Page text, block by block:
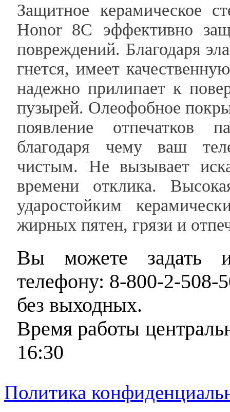
Защитное керамическое
Honor 8C эффективно
повреждений. Благодаря
гнется, имеет
надежно прилипает к
пузырей. Олеофобное
появление отпечатков
благодаря чему ваш
чистым. Не вызывает
времени отклика.
ударостойким
жирных пятен, грязи и
Вы можете задать
телефону: 8-800-2-508-
без выходных.
Время работы
16:30
Политика